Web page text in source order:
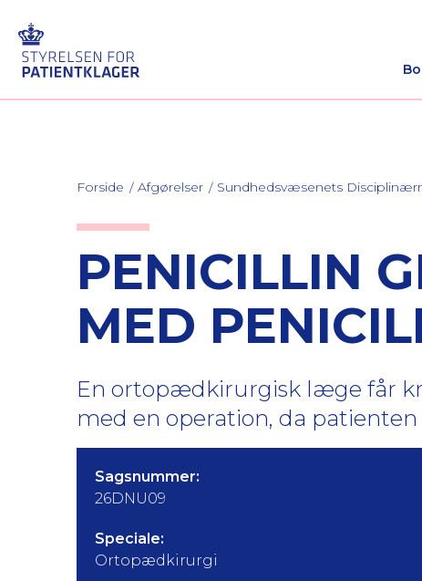
Forside Afgørelser Sundhedsvæsenets
PENICILLIN
MED
En ortopædkirurgisk læge får
med en operation, da
Sagsnummer:
26DNU09
Speciale:
Ortopædkirurgi